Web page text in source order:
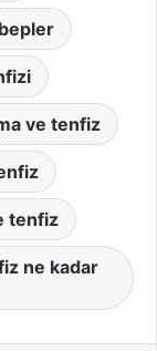
ve tenfiz
tenfiz
ne kadar